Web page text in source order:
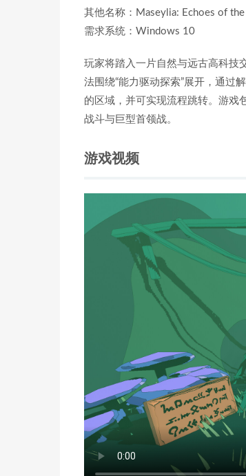
其他名称：Maseylia: Echoes of
需求系统：Windows 10
玩家将踏入一片自然与远古高科技
法围绕“能力驱动探索”展开，通过
的区域，并可实现流程跳转。游戏
战斗与巨型首领战。
游戏视频